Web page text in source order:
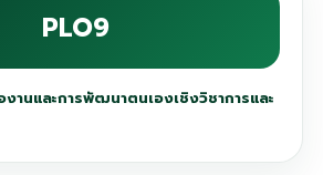
PLO9
านและการพัฒนาตนเองเชิงวิชาการและ